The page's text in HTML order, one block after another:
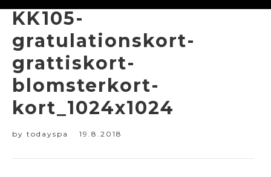
KK105-
gratulationskort-
grattiskort-
blomsterkort-
kort_1024x1024
by todayspa 19.8.2018